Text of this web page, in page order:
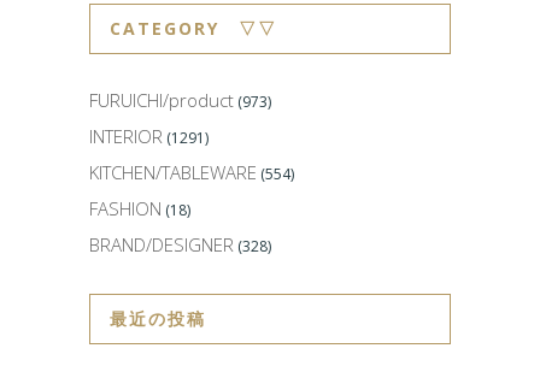
CATEGORY ▽▽
FURUICHI/product (973)
INTERIOR (1291)
KITCHEN/TABLEWARE (554)
FASHION (18)
BRAND/DESIGNER (328)
最近の投稿